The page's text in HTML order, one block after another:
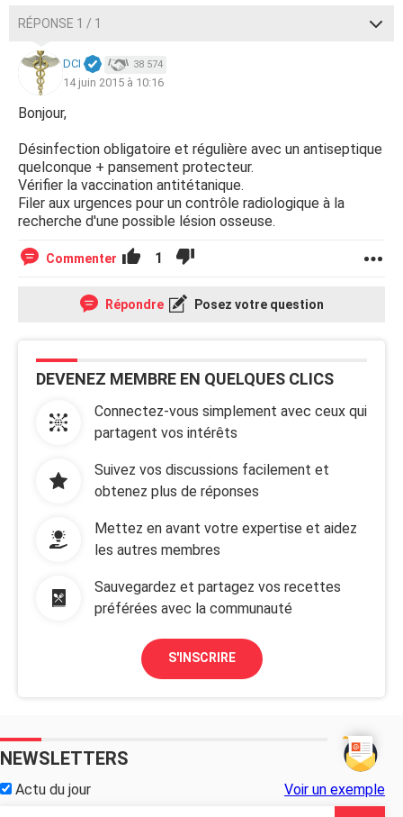
RÉPONSE 1 / 1
DCI 38 574
14 juin 2015 à 10:16
Bonjour,
Désinfection obligatoire et régulière avec un antiseptique
quelconque + pansement protecteur.
Vérifier la vaccination antitétanique.
Filer aux urgences pour un contrôle radiologique à la
recherche d'une possible lésion osseuse.
Commenter 1
Répondre Posez votre question
DEVENEZ MEMBRE EN QUELQUES CLICS
Connectez-vous simplement avec ceux qui
partagent vos intérêts
Suivez vos discussions facilement et
obtenez plus de réponses
Mettez en avant votre expertise et aidez
les autres membres
Sauvegardez et partagez vos recettes
préférées avec la communauté
S'INSCRIRE
NEWSLETTERS
Actu du jour Voir un exemple